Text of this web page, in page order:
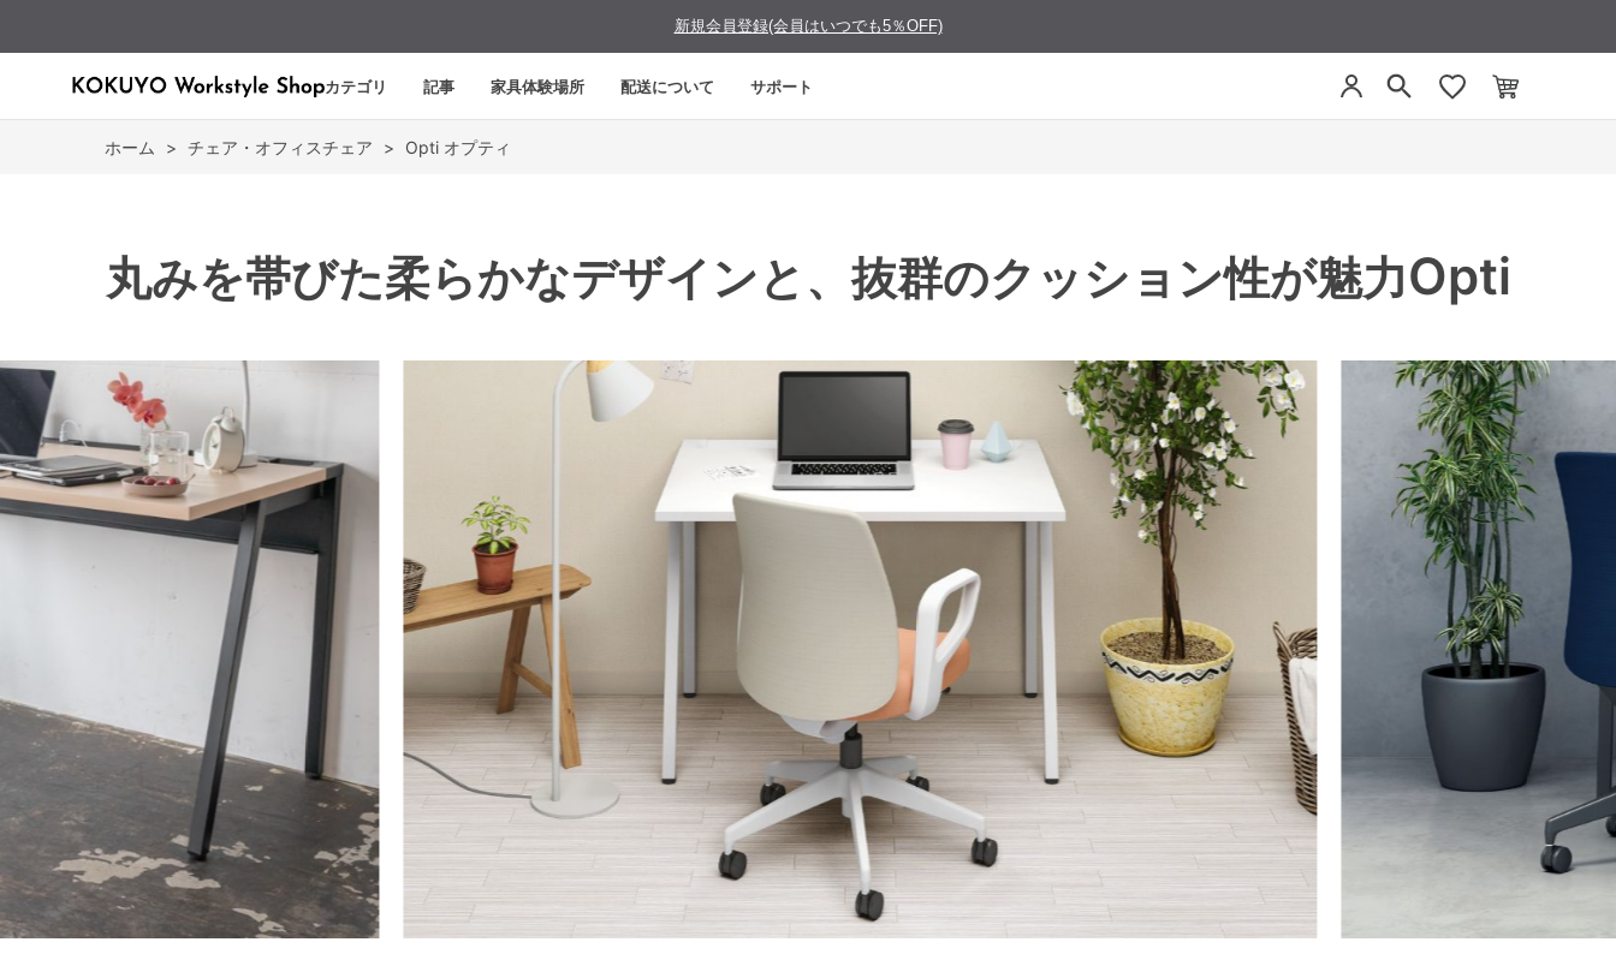
新規会員登録(会員はいつでも5％OFF)
カテゴリ 記事 家具体験場所 配送について サポート
ホーム > チェア・オフィスチェア > Opti オプティ
丸みを帯びた柔らかなデザインと、抜群のクッション性が魅力Opti